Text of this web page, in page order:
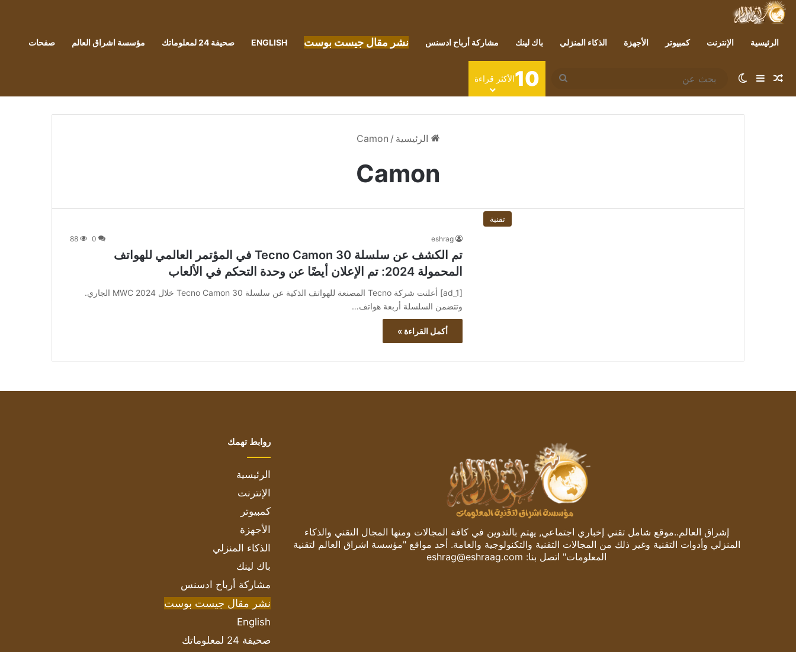
الرئيسية الإنترنت كمبيوتر الأجهزة الذكاء المنزلي باك لينك مشاركة أرباح ادسنس نشر مقال جيست بوست ENGLISH صحيفة 24 لمعلوماتك مؤسسة اشراق العالم صفحات
مقال عشوائي
إضافة عمود جانبي
الوضع المظلم
بحث
عن
10الأكثر قراءة
الرئيسية /
Camon
Camon
تقنية
eshrag
0
88
تم الكشف عن سلسلة Tecno Camon 30 في المؤتمر العالمي للهواتف
المحمولة 2024: تم الإعلان أيضًا عن وحدة التحكم في الألعاب
[ad_1] أعلنت شركة Tecno المصنعة للهواتف الذكية عن سلسلة Tecno Camon 30 خلال MWC 2024 الجاري.
وتتضمن السلسلة أربعة هواتف…
أكمل القراءة »
إشراق العالم..موقع شامل تقني إخباري اجتماعي, يهتم بالتدوين في كافة المجالات ومنها المجال التقني والذكاء
المنزلي وأدوات التقنية وغير ذلك من المجالات التقنية والتكنولوجية والعامة. أحد مواقع "مؤسسة اشراق العالم لتقنية
المعلومات" اتصل بنا: eshrag@eshraag.com
روابط تهمك
الرئيسية
الإنترنت
كمبيوتر
الأجهزة
الذكاء المنزلي
باك لينك
مشاركة أرباح ادسنس
نشر مقال جيست بوست
English
صحيفة 24 لمعلوماتك